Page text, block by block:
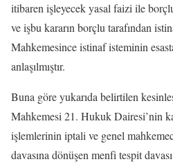
itibaren işleyecek yasal faizi ile
ve işbu kararın borçlu tarafından
Mahkemesince istinaf isteminin
anlaşılmıştır.
Buna göre yukarıda belirtilen
Mahkemesi 21. Hukuk Dairesi’nin
işlemlerinin iptali ve genel
davasına dönüşen menfi tespit